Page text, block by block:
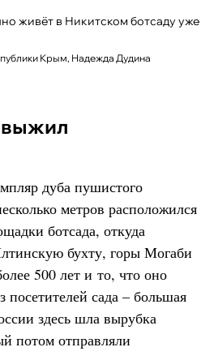
живёт в Никитском ботсаду уже
Крым, Надежда Дудина
выжил
дуба пушистого
метров расположился
ботсада, откуда
бухту, горы Могаби
500 лет и то, что оно
посетителей сада – большая
здесь шла вырубка
потом отправляли